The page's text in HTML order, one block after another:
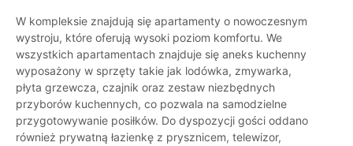
W kompleksie znajdują się apartamenty o nowoczesnym
wystroju, które oferują wysoki poziom komfortu. We
wszystkich apartamentach znajduje się aneks kuchenny
wyposażony w sprzęty takie jak lodówka, zmywarka,
płyta grzewcza, czajnik oraz zestaw niezbędnych
przyborów kuchennych, co pozwala na samodzielne
przygotowywanie posiłków. Do dyspozycji gości oddano
również prywatną łazienkę z prysznicem, telewizor,